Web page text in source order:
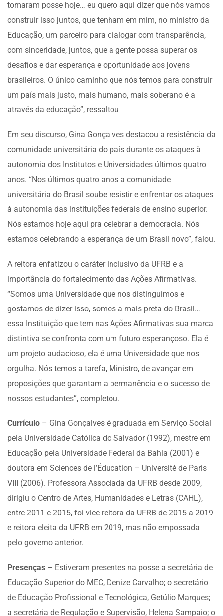
tomaram posse hoje… eu quero aqui dizer que nós vamos
construir isso juntos, que tenham em mim, no ministro da
Educação, um parceiro para dialogar com transparência,
com sinceridade, juntos, que a gente possa superar os
desafios e dar esperança e oportunidade aos jovens
brasileiros. O único caminho que nós temos para construir
um país mais justo, mais humano, mais soberano é a
através da educação”, ressaltou
Em seu discurso, Gina Gonçalves destacou a resistência da
comunidade universitária do país durante os ataques à
autonomia dos Institutos e Universidades últimos quatro
anos. “Nos últimos quatro anos a comunidade
universitária do Brasil soube resistir e enfrentar os ataques
à autonomia das instituições federais de ensino superior.
Nós estamos hoje aqui pra celebrar a democracia. Nós
estamos celebrando a esperança de um Brasil novo”, falou.
A reitora enfatizou o caráter inclusivo da UFRB e a
importância do fortalecimento das Ações Afirmativas.
“Somos uma Universidade que nos distinguimos e
gostamos de dizer isso, somos a mais preta do Brasil…
essa Instituição que tem nas Ações Afirmativas sua marca
distintiva se confronta com um futuro esperançoso. Ela é
um projeto audacioso, ela é uma Universidade que nos
orgulha. Nós temos a tarefa, Ministro, de avançar em
proposições que garantam a permanência e o sucesso de
nossos estudantes”, completou.
Currículo – Gina Gonçalves é graduada em Serviço Social
pela Universidade Católica do Salvador (1992), mestre em
Educação pela Universidade Federal da Bahia (2001) e
doutora em Sciences de l’Éducation – Université de Paris
VIII (2006). Professora Associada da UFRB desde 2009,
dirigiu o Centro de Artes, Humanidades e Letras (CAHL),
entre 2011 e 2015, foi vice-reitora da UFRB de 2015 a 2019
e reitora eleita da UFRB em 2019, mas não empossada
pelo governo anterior.
Presenças – Estiveram presentes na posse a secretária de
Educação Superior do MEC, Denize Carvalho; o secretário
de Educação Profissional e Tecnológica, Getúlio Marques;
a secretária de Regulação e Supervisão, Helena Sampaio; o